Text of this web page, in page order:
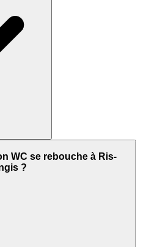
WC se rebouche à Ris-
?